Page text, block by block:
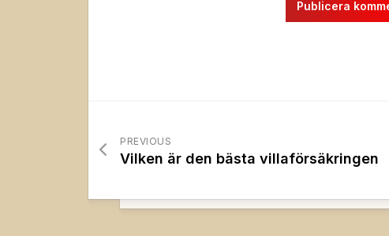
PREVIOUS
Vilken är den bästa villaförsäkringen